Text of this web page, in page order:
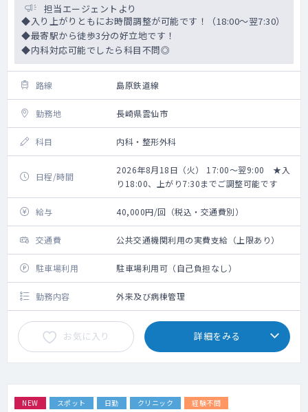
担当エージェントより
◆入り上がりともにお時間調整が可能です！（18:00～翌7:30）
◆最寄駅から徒歩3分の好立地です！
◆内科対応可能でしたら科目不問◎
路線 島原鉄道線
勤務地 長崎県雲仙市
科目 内科・整形外科
日程/時間
2026年8月18日（火） 17:00～翌9:00 ★入
り18:00、上がり7:30までご調整可能です
給与 40,000円/回（税込・交通費別）
交通費 公共交通機関利用の実費支給（上限あり）
駐車場利用 駐車場利用可（自己負担なし）
勤務内容 外来及び病棟管理
お気に入り 詳細をみる
NEW スポット 日勤 クリニック
経験不問